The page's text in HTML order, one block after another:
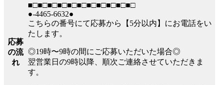
応募
の流
れ
■□■□■□■□■□■□■□■□■□■□■□
●-4465-6632●
こちらの番号にて応募から【5分以内】にお電話をい
たします。
◎19時〜9時の間にご応募いただいた場合◎
翌営業日の9時以降、順次ご連絡させていただきま
す。